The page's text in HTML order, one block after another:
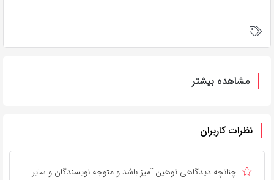
مشاهده بیشتر
نظرات کاربران
چنانچه دیدگاهی توهین آمیز باشد و متوجه نویسندگان و سایر